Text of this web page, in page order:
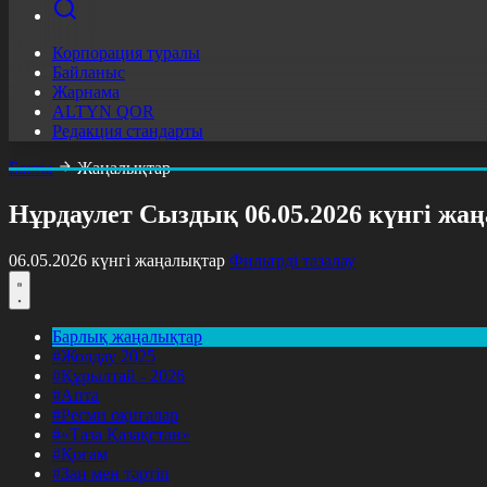
Корпорация туралы
Байланыс
Жарнама
ALTYN QOR
Редакция стандарты
Басты
Жаңалықтар
Нұрдаулет Сыздық 06.05.2026 күнгі
06.05.2026 күнгі жаңалықтар Фильтрді тазалау
Барлық жаңалықтар
#Жолдау 2025
#Құрылтай - 2026
#Апта
#Ресми оқиғалар
#«Таза Қазақстан»
#Қоғам
#Заң мен тәртіп